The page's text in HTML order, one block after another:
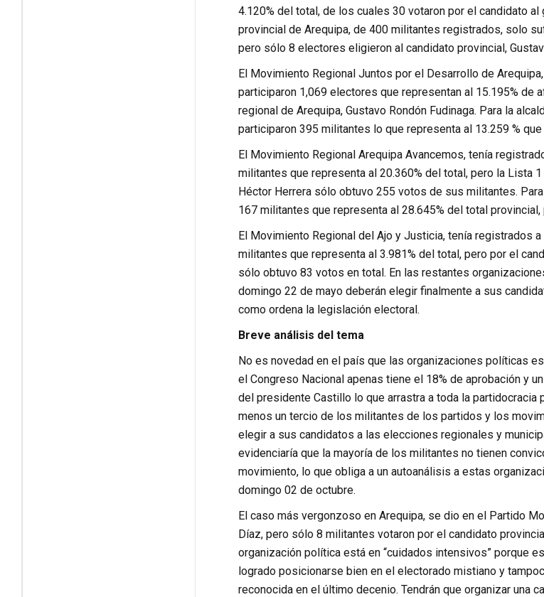
4.120% del total, de los cuales 30 votaron por el candidato
provincial de Arequipa, de 400 militantes registrados, solo
pero sólo 8 electores eligieron al candidato provincial,
El Movimiento Regional Juntos por el Desarrollo de
participaron 1,069 electores que representan al 15.195%
regional de Arequipa, Gustavo Rondón Fudinaga. Para la
participaron 395 militantes lo que representa al 13.259 %
El Movimiento Regional Arequipa Avancemos, tenía
militantes que representa al 20.360% del total, pero la Lista
Héctor Herrera sólo obtuvo 255 votos de sus militantes.
167 militantes que representa al 28.645% del total
El Movimiento Regional del Ajo y Justicia, tenía registrados
militantes que representa al 3.981% del total, pero por el
sólo obtuvo 83 votos en total. En las restantes
domingo 22 de mayo deberán elegir finalmente a sus
como ordena la legislación electoral.
Breve análisis del tema
No es novedad en el país que las organizaciones políticas
el Congreso Nacional apenas tiene el 18% de aprobación y
del presidente Castillo lo que arrastra a toda la
menos un tercio de los militantes de los partidos y los
elegir a sus candidatos a las elecciones regionales y
evidenciaría que la mayoría de los militantes no tienen
movimiento, lo que obliga a un autoanálisis a estas
domingo 02 de octubre.
El caso más vergonzoso en Arequipa, se dio en el Partido
Díaz, pero sólo 8 militantes votaron por el candidato
organización política está en “cuidados intensivos” porque
logrado posicionarse bien en el electorado mistiano y
reconocida en el último decenio. Tendrán que organizar una